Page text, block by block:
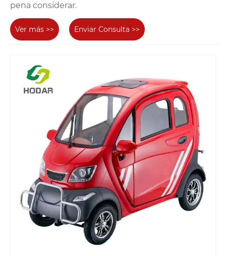
pena considerar.
Ver más >> Enviar Consulta >>